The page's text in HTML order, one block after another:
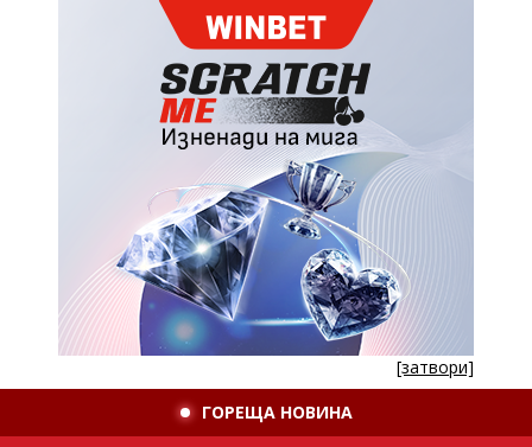
[затвори]
ГОРЕЩА НОВИНА